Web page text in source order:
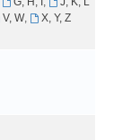
V, W,
X, Y, Z